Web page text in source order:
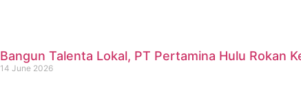
Bangun Talenta Lokal, PT Pertamina Hulu Rokan
14 June 2026